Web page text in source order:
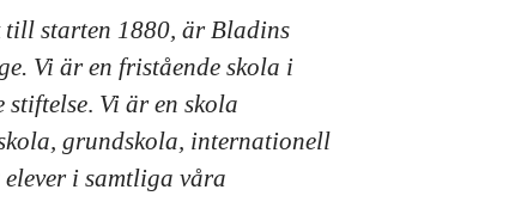
till starten 1880, är Bladins
Vi är en fristående skola i
stiftelse. Vi är en skola
grundskola, internationell
i samtliga våra